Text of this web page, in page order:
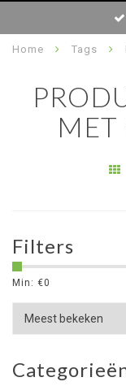
Home Tags
Filters
Min: €0